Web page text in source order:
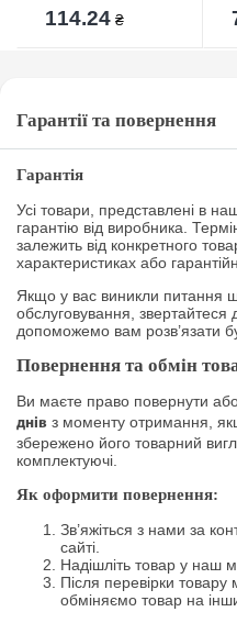
114.24 ₴
Гарантії та повернення
Гарантія
Усі товари, представлені в
гарантію від виробника.
залежить від конкретного
характеристиках або
Якщо у вас виникли питання
обслуговування,
допоможемо вам розв’язати
Повернення та обмін
Ви маєте право повернути
днів з моменту отримання,
збережено його товарний
комплектуючі.
Як оформити повернення:
Зв’яжіться з нами за
сайті.
Надішліть товар у наш
Після перевірки
обміняємо товар на